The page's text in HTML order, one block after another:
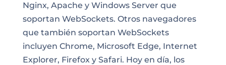
Nginx, Apache y Windows Server que
soportan WebSockets. Otros navegadores
que también soportan WebSockets
incluyen Chrome, Microsoft Edge, Internet
Explorer, Firefox y Safari. Hoy en día, los